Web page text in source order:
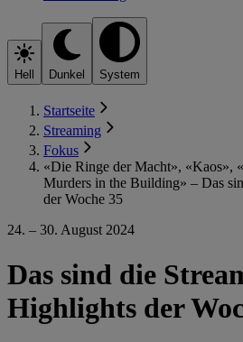
Hell Dunkel System
Startseite
Streaming
Fokus
«Die Ringe der Macht», «Kaos»,
Murders in the Building» – Das
der Woche 35
24. – 30. August 2024
Das sind die
Highlights der